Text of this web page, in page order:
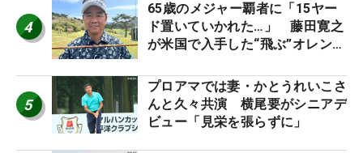
4
65歳のメジャー覇者に「15ヤー
ド置いていかれた…」 藤田寛之
が米国で入手した“飛ぶ”オレンジ
5
プロアマでは妻・かとうれいこさ
んと久々共演 横尾要がシニアデ
ビュー「見栄を張らずに」